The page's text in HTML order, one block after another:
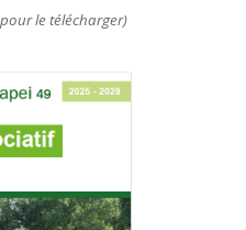
le télécharger)